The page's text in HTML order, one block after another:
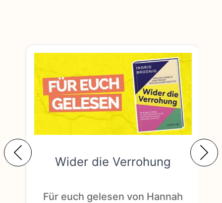
Wider die Verrohung
Für euch gelesen von Hannah